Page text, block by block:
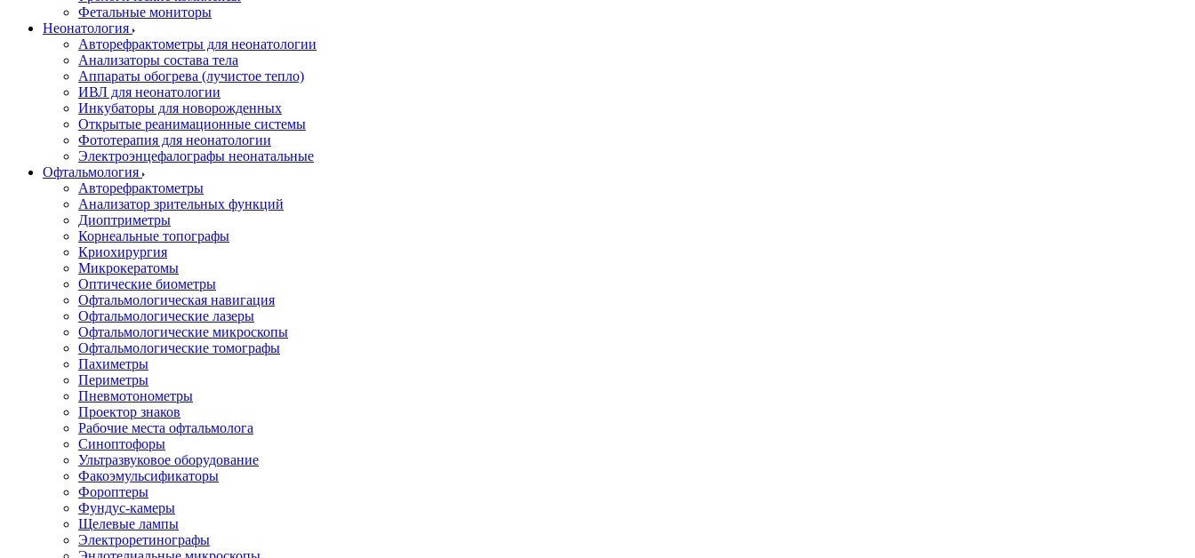
Фетальные мониторы
Неонатология
Авторефрактометры для неонатологии
Анализаторы состава тела
Аппараты обогрева (лучистое тепло)
ИВЛ для неонатологии
Инкубаторы для новорожденных
Открытые реанимационные системы
Фототерапия для неонатологии
Электроэнцефалографы неонатальные
Офтальмология
Авторефрактометры
Анализатор зрительных функций
Диоптриметры
Корнеальные топографы
Криохирургия
Микрокератомы
Оптические биометры
Офтальмологическая навигация
Офтальмологические лазеры
Офтальмологические микроскопы
Офтальмологические томографы
Пахиметры
Периметры
Пневмотонометры
Проектор знаков
Рабочие места офтальмолога
Синоптофоры
Ультразвуковое оборудование
Факоэмульсификаторы
Фороптеры
Фундус-камеры
Щелевые лампы
Электроретинографы